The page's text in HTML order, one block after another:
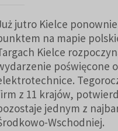
jutro Kielce
na mapie
Kielce
poświęcone
z 11 krajów,
jednym z
Wschodniej.